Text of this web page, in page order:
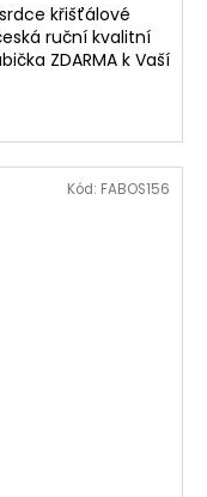
křišťálové
ruční kvalitní
ZDARMA k Vaší
Kód: FABOS156